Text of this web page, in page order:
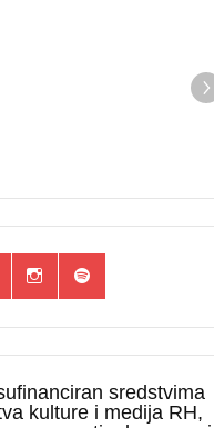
sredstvima
kulture i medija RH,